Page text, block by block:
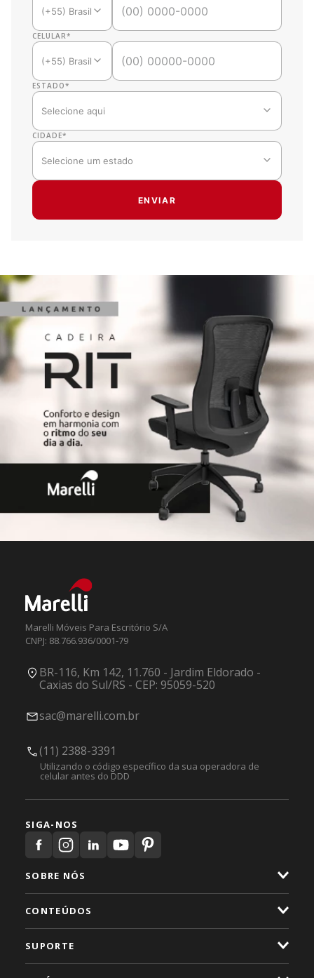
(+55) Brasil
CELULAR*
(+55) Brasil
ESTADO*
Selecione aqui
CIDADE*
Selecione um estado
ENVIAR
Marelli Móveis Para Escritório S/A
CNPJ: 88.766.936/0001-79
BR-116, Km 142, 11.760 - Jardim Eldorado -
Caxias do Sul/RS - CEP: 95059-520
sac@marelli.com.br
(11) 2388-3391
Utilizando o código específico da sua operadora de
celular antes do DDD
SIGA-NOS
SOBRE NÓS
CONTEÚDOS
SUPORTE